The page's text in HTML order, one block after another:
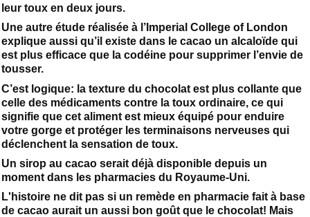
leur toux en deux jours.
Une autre étude réalisée à l’Imperial College of London
explique aussi qu’il existe dans le cacao un alcaloïde qui
est plus efficace que la codéine pour supprimer l’envie de
tousser.
C’est logique: la texture du chocolat est plus collante que
celle des médicaments contre la toux ordinaire, ce qui
signifie que cet aliment est mieux équipé pour enduire
votre gorge et protéger les terminaisons nerveuses qui
déclenchent la sensation de toux.
Un sirop au cacao serait déjà disponible depuis un
moment dans les pharmacies du Royaume-Uni.
L'histoire ne dit pas si un remède en pharmacie fait à base
de cacao aurait un aussi bon goût que le chocolat! Mais